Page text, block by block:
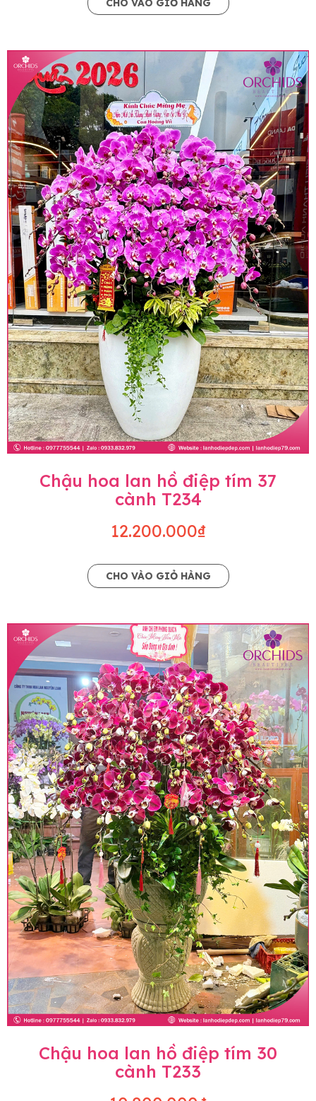
CHO VÀO GIỎ HÀNG
Chậu hoa lan hồ điệp tím 37
cành T234
12.200.000₫
CHO VÀO GIỎ HÀNG
Chậu hoa lan hồ điệp tím 30
cành T233